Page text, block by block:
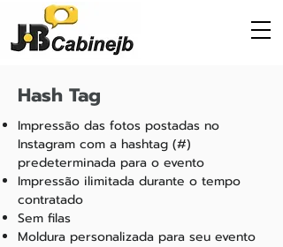
Hash Tag
Impressão das fotos postadas no
Instagram com a hashtag (#)
predeterminada para o evento
Impressão ilimitada durante o tempo
contratado
Sem filas
Moldura personalizada para seu evento